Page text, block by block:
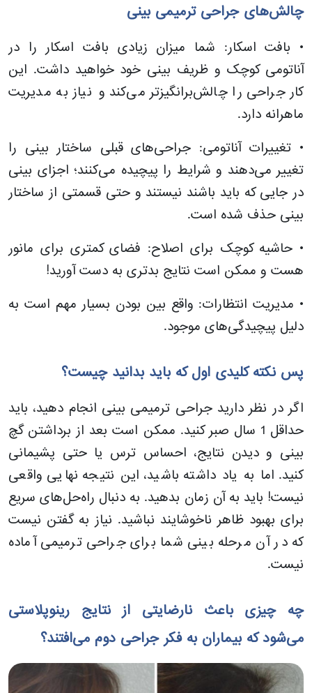
چالش‌های جراحی ترمیمی بینی
• بافت اسکار: شما میزان زیادی بافت اسکار را در
آناتومی کوچک و ظریف بینی خود خواهید داشت. این
کار جراحی را چالش‌برانگیزتر می‌کند و نیاز به مدیریت
ماهرانه دارد.
• تغییرات آناتومی: جراحی‌های قبلی ساختار بینی را
تغییر می‌دهند و شرایط را پیچیده می‌کنند؛ اجزای بینی
در جایی که باید باشند نیستند و حتی قسمتی از ساختار
بینی حذف شده است.
• حاشیه کوچک برای اصلاح: فضای کمتری برای مانور
هست و ممکن است نتایج بدتری به دست آورید!
• مدیریت انتظارات: واقع بین بودن بسیار مهم است به
دلیل پیچیدگی‌های موجود.
پس نکته کلیدی اول که باید بدانید چیست؟
اگر در نظر دارید جراحی ترمیمی بینی انجام دهید، باید
حداقل 1 سال صبر کنید. ممکن است بعد از برداشتن گچ
بینی و دیدن نتایج، احساس ترس یا حتی پشیمانی
کنید. اما به یاد داشته باشید، این نتیجه نهایی واقعی
نیست! باید به آن زمان بدهید. به دنبال راه‌حل‌های سریع
برای بهبود ظاهر ناخوشایند نباشید. نیاز به گفتن نیست
که در آن مرحله بینی شما برای جراحی ترمیمی آماده
نیست.
چه چیزی باعث نارضایتی از نتایج رینوپلاستی
می‌شود که بیماران به فکر جراحی دوم می‌افتند؟